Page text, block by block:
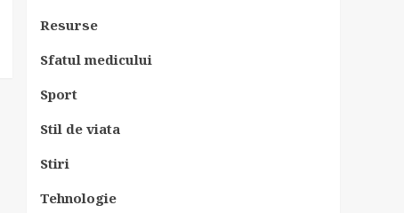
Resurse
Sfatul medicului
Sport
Stil de viata
Stiri
Tehnologie